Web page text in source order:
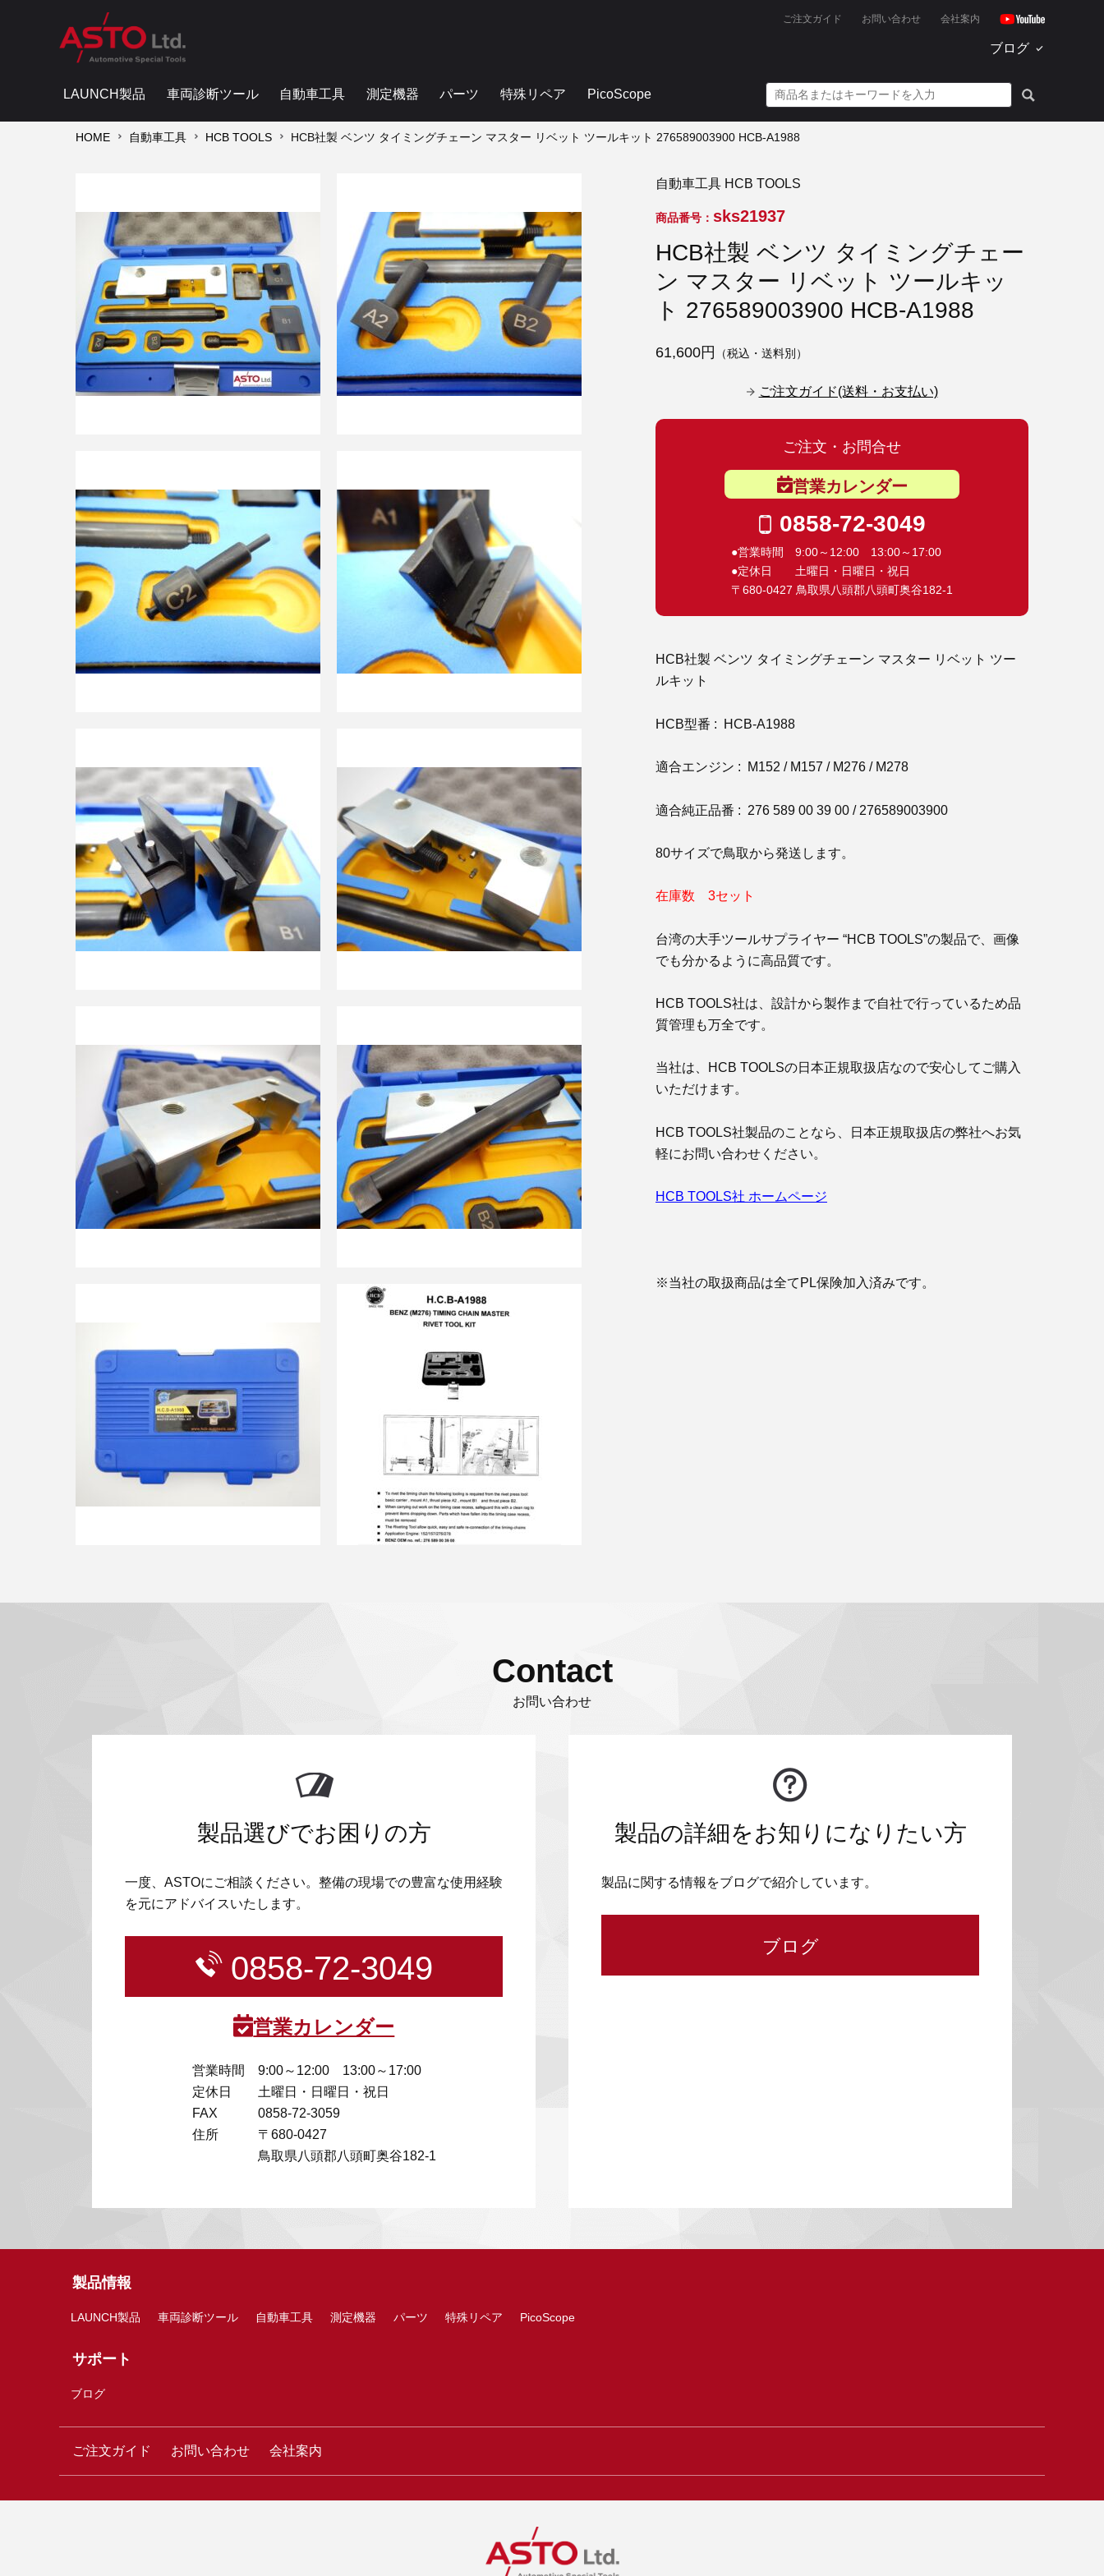
ご注文ガイド お問い合わせ 会社案内
ブログ
LAUNCH製品 車両診断ツール 自動車工具 測定機器 パーツ 特殊リペア PicoScope
HOME 自動車工具 HCB TOOLS HCB社製 ベンツ タイミングチェーン マスター リベット ツールキット 276589003900 HCB-A1988
自動車工具 HCB TOOLS
商品番号： sks21937
HCB社製 ベンツ タイミングチェー
ン マスター リベット ツールキッ
ト 276589003900 HCB-A1988
61,600円 （税込・送料別）
ご注文ガイド(送料・お支払い)
ご注文・お問合せ
営業カレンダー
0858-72-3049
●営業時間 9:00～12:00 13:00～17:00
●定休日 土曜日・日曜日・祝日
〒680-0427 鳥取県八頭郡八頭町奥谷182-1
HCB社製 ベンツ タイミングチェーン マスター リベット ツー
ルキット
HCB型番 : HCB-A1988
適合エンジン : M152 / M157 / M276 / M278
適合純正品番 : 276 589 00 39 00 / 276589003900
80サイズで鳥取から発送します。
在庫数 3セット
台湾の大手ツールサプライヤー “HCB TOOLS”の製品で、画像
でも分かるように高品質です。
HCB TOOLS社は、設計から製作まで自社で行っているため品
質管理も万全です。
当社は、HCB TOOLSの日本正規取扱店なので安心してご購入
いただけます。
HCB TOOLS社製品のことなら、日本正規取扱店の弊社へお気
軽にお問い合わせください。
HCB TOOLS社 ホームページ
※当社の取扱商品は全てPL保険加入済みです。
Contact
お問い合わせ
製品選びでお困りの方
一度、ASTOにご相談ください。整備の現場での豊富な使用経験
を元にアドバイスいたします。
0858-72-3049
営業カレンダー
営業時間
9:00～12:00 13:00～17:00
定休日
土曜日・日曜日・祝日
FAX
0858-72-3059
住所
〒680-0427
鳥取県八頭郡八頭町奥谷182-1
製品の詳細をお知りになりたい方
製品に関する情報をブログで紹介しています。
ブログ
製品情報
LAUNCH製品 車両診断ツール 自動車工具 測定機器 パーツ 特殊リペア PicoScope
サポート
ブログ
ご注文ガイド お問い合わせ 会社案内